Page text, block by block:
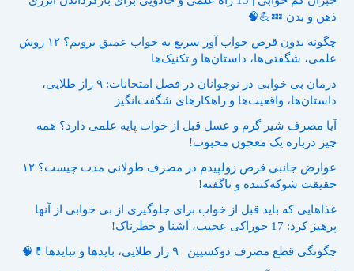
ذهن و بدن 💤💪🧠
چگونه بدون قرص خواب آور سریع به خواب عمیق برویم؟ ۱۲ روش
علمی، شگفتی‌ها، داستان‌ها و تکنیک‌ها
درمان بی خوابی در نوجوانان در فصل امتحانات: ۹ راز طلایی،
داستان‌ها، واقعیت‌ها و راهکارهای شگفت‌انگیز
آیا مصرف شیر گرم و عسل قبل از خواب پایه علمی دارد؟ همه
چیز درباره یک معجون محبوب!
عوارض جانبی قرص زولپیدم در مصرف طولانی مدت چیست؟ ۱۲
حقیقت شوکه‌کننده و ناگفته!
غذاهایی که باید قبل از خواب برای جلوگیری از بی خوابی از آنها
پرهیز کرد: 17 خوراکی عجیب، آشنا و خطرناک!
چگونگی قطع مصرف دوکسپین | ۹ راز طلایی، بایدها و نبایدها💊🧠